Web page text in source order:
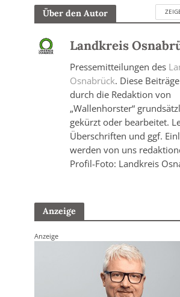
Über den Autor
Landkreis
Pressemitteilungen des
Osnabrück. Diese
durch die Redaktion von
„Wallenhorster“
gekürzt oder bearbeitet.
Überschriften und ggf.
werden von uns
Profil-Foto: Landkreis
Anzeige
Anzeige